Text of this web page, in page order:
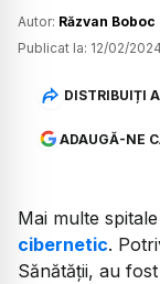
Autor: Răzvan Boboc
Publicat la: 12/02/
DISTRIBUIȚI
ADAUGĂ-NE
Mai multe
cibernetic.
Sănătății, au